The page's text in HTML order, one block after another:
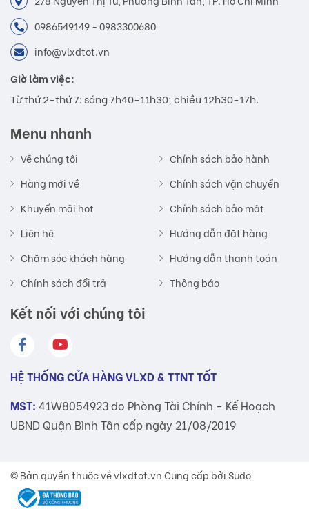
0986549149 - 0983300680
info@vlxdtot.vn
Giờ làm việc:
Từ thứ 2-thứ 7: sáng 7h40-11h30; chiều 12h30-17h.
Menu nhanh
Về chúng tôi
Hàng mới về
Khuyến mãi hot
Liên hệ
Chăm sóc khách hàng
Chính sách đổi trả
Chính sách bảo hành
Chính sách vận chuyển
Chính sách bảo mật
Hướng dẫn đặt hàng
Hướng dẫn thanh toán
Thông báo
Kết nối với chúng tôi
HỆ THỐNG CỬA HÀNG VLXD & TTNT TỐT
MST: 41W8054923 do Phòng Tài Chính - Kế Hoạch
UBND Quận Bình Tân cấp ngày 21/08/2019
© Bản quyền thuộc vềvlxdtot.vnCung cấp bởi Sudo